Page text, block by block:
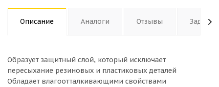
Описание Аналоги Отзывы Задать
Образует защитный слой, который исключает
пересыхание резиновых и пластиковых деталей
Обладает влагоотталкивающими свойствами